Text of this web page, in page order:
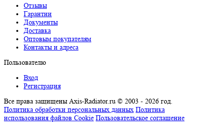
Отзывы
Гарантии
Документы
Доставка
Оптовым покупателям
Контакты и адреса
Пользователю
Вход
Регистрация
Все права защищены Axis-Radiator.ru © 2003 - 2026 год
Политика обработки персональных данных Политика
использования файлов Cookie Пользовательское соглашение